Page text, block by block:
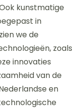
kunstmatige
in
we de
zoals
innovaties
van de
en